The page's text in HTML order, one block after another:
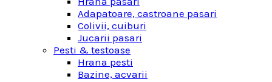
Adapatoare, castroane pasari
Colivii, cuiburi
Jucarii pasari
Pesti & testoase
Hrana pesti
Bazine, acvarii